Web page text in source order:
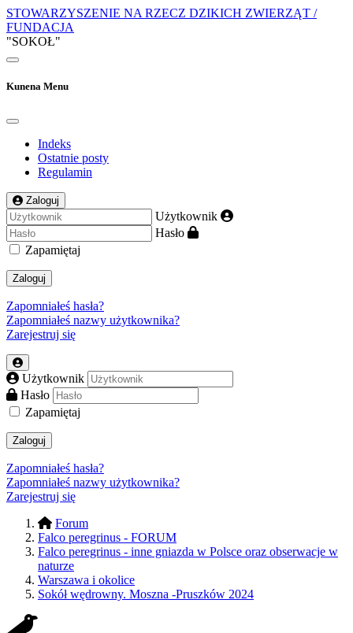
STOWARZYSZENIE NA RZECZ DZIKICH ZWIERZĄT /
FUNDACJA
"SOKOŁ"
Kunena Menu
Indeks
Ostatnie posty
Regulamin
Zaloguj
Użytkownik
Hasło
Zapamiętaj
Zaloguj
Zapomniałeś hasła?
Zapomniałeś nazwy użytkownika?
Zarejestruj się
Użytkownik
Hasło
Zapamiętaj
Zaloguj
Zapomniałeś hasła?
Zapomniałeś nazwy użytkownika?
Zarejestruj się
Forum
Falco peregrinus - FORUM
Falco peregrinus - inne gniazda w Polsce oraz obserwacje w
naturze
Warszawa i okolice
Sokół wędrowny. Moszna -Pruszków 2024